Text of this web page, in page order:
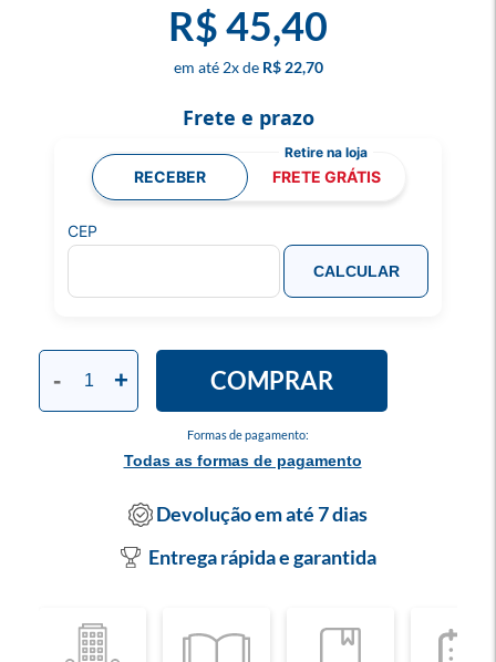
R$ 45,40
2x R$ 22,70
Formas de pagamento:
Todas as formas de pagamento
- + COMPRAR
Frete e prazo
RECEBER FRETE GRÁTIS
CEP
CALCULAR
Devolução em até 7 dias
Entrega rápida e garantida